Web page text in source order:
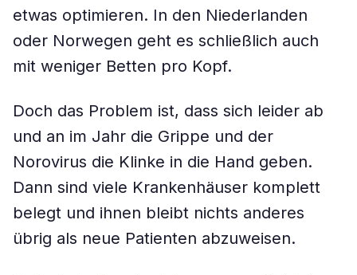
etwas optimieren. In den Niederlanden
oder Norwegen geht es schließlich auch
mit weniger Betten pro Kopf.
Doch das Problem ist, dass sich leider ab
und an im Jahr die Grippe und der
Norovirus die Klinke in die Hand geben.
Dann sind viele Krankenhäuser komplett
belegt und ihnen bleibt nichts anderes
übrig als neue Patienten abzuweisen.